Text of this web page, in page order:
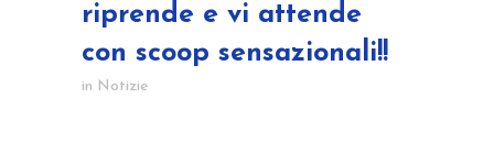
riprende e vi attende
con scoop sensazionali!!
in Notizie